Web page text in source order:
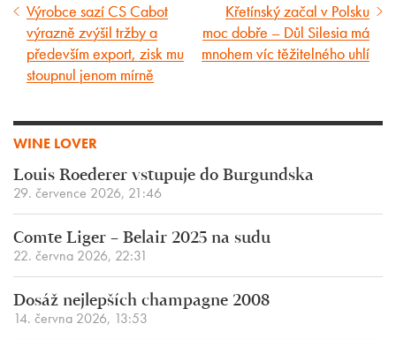
Předcházející
článek
Výrobce sazí CS Cabot
výrazně zvýšil tržby a
především export, zisk mu
stoupnul jenom mírně
Následující
článek
Křetínský začal v Polsku
moc dobře – Důl Silesia má
mnohem víc těžitelného uhlí
WINE LOVER
Louis Roederer vstupuje do Burgundska
29. července 2026, 21:46
Comte Liger – Belair 2025 na sudu
22. června 2026, 22:31
Dosáž nejlepších champagne 2008
14. června 2026, 13:53